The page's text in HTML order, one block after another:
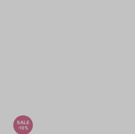
SALE
-10%